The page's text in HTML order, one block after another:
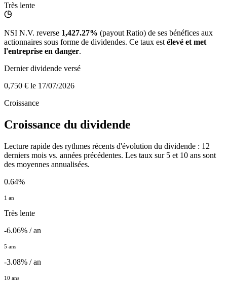
Très lente
NSI N.V. reverse 1,427.27% (payout Ratio) de ses bénéfices aux
actionnaires sous forme de dividendes. Ce taux est élevé et met
l'entreprise en danger.
Dernier dividende versé
0,750 € le 17/07/2026
Croissance
Croissance du dividende
Lecture rapide des rythmes récents d'évolution du dividende : 12
derniers mois vs. années précédentes. Les taux sur 5 et 10 ans sont
des moyennes annualisées.
0.64%
1 an
Très lente
-6.06% / an
5 ans
-3.08% / an
10 ans